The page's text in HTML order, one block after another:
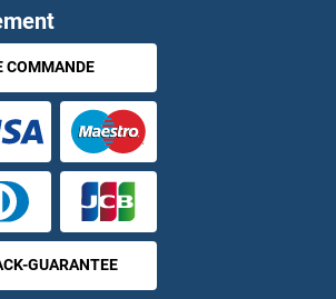
COMMANDE
GUARANTEE